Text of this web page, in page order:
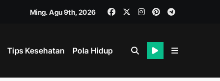
Ming. Agu 9th, 2026
Tips Kesehatan Pola Hidup